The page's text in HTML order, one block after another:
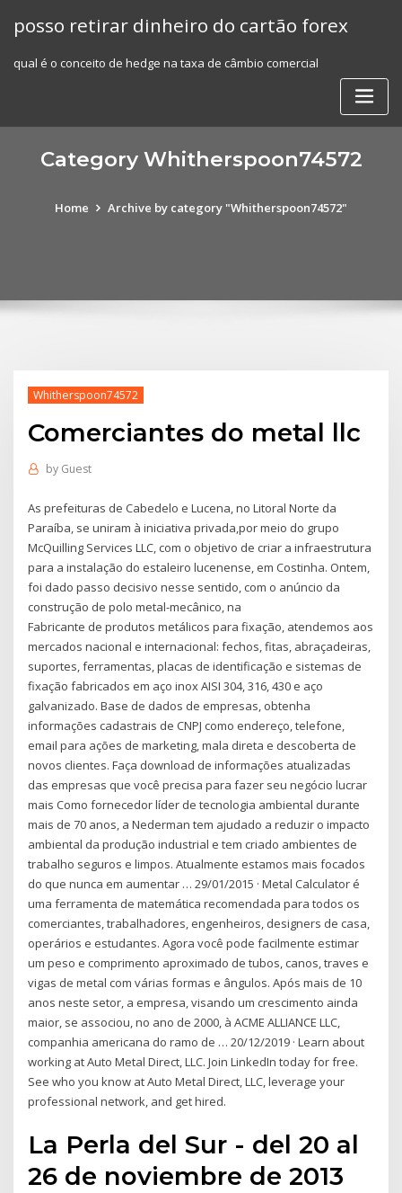
posso retirar dinheiro do cartão forex
qual é o conceito de hedge na taxa de câmbio comercial
Category Whitherspoon74572
Home Archive by category "Whitherspoon74572"
Whitherspoon74572
Comerciantes do metal llc
by Guest
As prefeituras de Cabedelo e Lucena, no Litoral Norte da
Paraíba, se uniram à iniciativa privada,por meio do grupo
McQuilling Services LLC, com o objetivo de criar a infraestrutura
para a instalação do estaleiro lucenense, em Costinha. Ontem,
foi dado passo decisivo nesse sentido, com o anúncio da
construção de polo metal-mecânico, na
Fabricante de produtos metálicos para fixação, atendemos aos
mercados nacional e internacional: fechos, fitas, abraçadeiras,
suportes, ferramentas, placas de identificação e sistemas de
fixação fabricados em aço inox AISI 304, 316, 430 e aço
galvanizado. Base de dados de empresas, obtenha
informações cadastrais de CNPJ como endereço, telefone,
email para ações de marketing, mala direta e descoberta de
novos clientes. Faça download de informações atualizadas
das empresas que você precisa para fazer seu negócio lucrar
mais Como fornecedor líder de tecnologia ambiental durante
mais de 70 anos, a Nederman tem ajudado a reduzir o impacto
ambiental da produção industrial e tem criado ambientes de
trabalho seguros e limpos. Atualmente estamos mais focados
do que nunca em aumentar … 29/01/2015 · Metal Calculator é
uma ferramenta de matemática recomendada para todos os
comerciantes, trabalhadores, engenheiros, designers de casa,
operários e estudantes. Agora você pode facilmente estimar
um peso e comprimento aproximado de tubos, canos, traves e
vigas de metal com várias formas e ângulos. Após mais de 10
anos neste setor, a empresa, visando um crescimento ainda
maior, se associou, no ano de 2000, à ACME ALLIANCE LLC,
companhia americana do ramo de … 20/12/2019 · Learn about
working at Auto Metal Direct, LLC. Join LinkedIn today for free.
See who you know at Auto Metal Direct, LLC, leverage your
professional network, and get hired.
La Perla del Sur - del 20 al
26 de noviembre de 2013